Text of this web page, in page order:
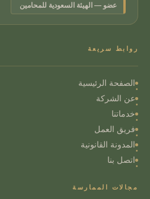
عضو — الهيئة السعودية للمحامين
روابط سريعة
الصفحة الرئيسية
عن الشركة
خدماتنا
فريق العمل
المدونة القانونية
اتصل بنا
مجالات الممارسة